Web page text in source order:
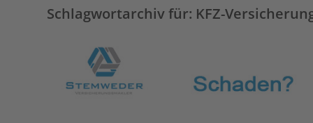
Schlagwortarchiv für: KFZ-